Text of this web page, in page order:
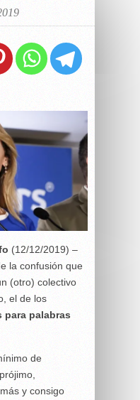
(12/12/2019) –
la confusión que
(otro) colectivo
el de los
para palabras
de
y consigo